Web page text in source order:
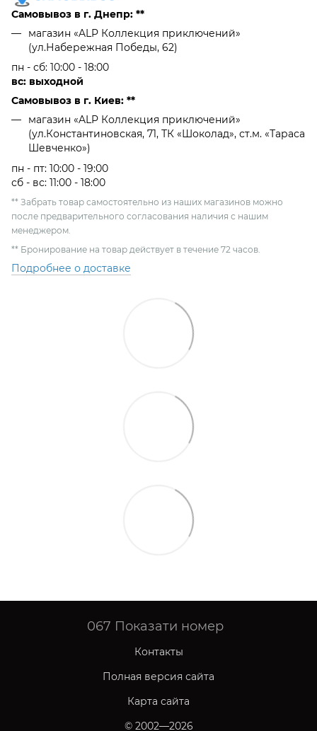
Самовывоз в г. Днепр: **
магазин «ALP Коллекция приключений»
(ул.Набережная Победы, 62)
пн - сб: 10:00 - 18:00
вс: выходной
Самовывоз в г. Киев: **
магазин «ALP Коллекция приключений»
(ул.Константиновская, 71, ТК «Шоколад», ст.м. «Тараса
Шевченко»)
пн - пт: 10:00 - 19:00
сб - вс: 11:00 - 18:00
** Забрать товар самостоятельно из наших магазинов можно
после предварительного согласования наличия с нашим
менеджером.
** Бронирование на товар действует в течение 72 часов.
Подробнее о доставке
067 Показати номер
Контакты
Полная версия сайта
Карта сайта
© 2002—2026